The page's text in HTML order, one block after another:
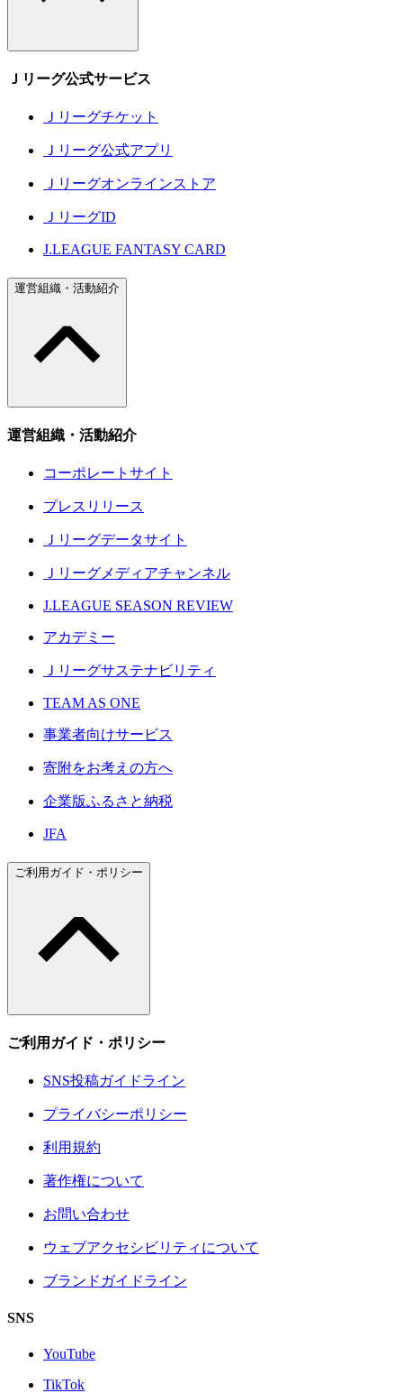
Ｊリーグ公式サービス
Ｊリーグチケット
Ｊリーグ公式アプリ
Ｊリーグオンラインストア
ＪリーグID
J.LEAGUE FANTASY CARD
運営組織・活動紹介
運営組織・活動紹介
コーポレートサイト
プレスリリース
Ｊリーグデータサイト
Ｊリーグメディアチャンネル
J.LEAGUE SEASON REVIEW
アカデミー
Ｊリーグサステナビリティ
TEAM AS ONE
事業者向けサービス
寄附をお考えの方へ
企業版ふるさと納税
JFA
ご利用ガイド・ポリシー
ご利用ガイド・ポリシー
SNS投稿ガイドライン
プライバシーポリシー
利用規約
著作権について
お問い合わせ
ウェブアクセシビリティについて
ブランドガイドライン
SNS
YouTube
TikTok